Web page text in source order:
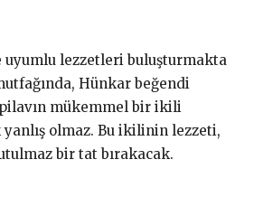
lezzetleri buluşturmakta
Hünkar beğendi
mükemmel bir ikili
olmaz. Bu ikilinin lezzeti,
bir tat bırakacak.